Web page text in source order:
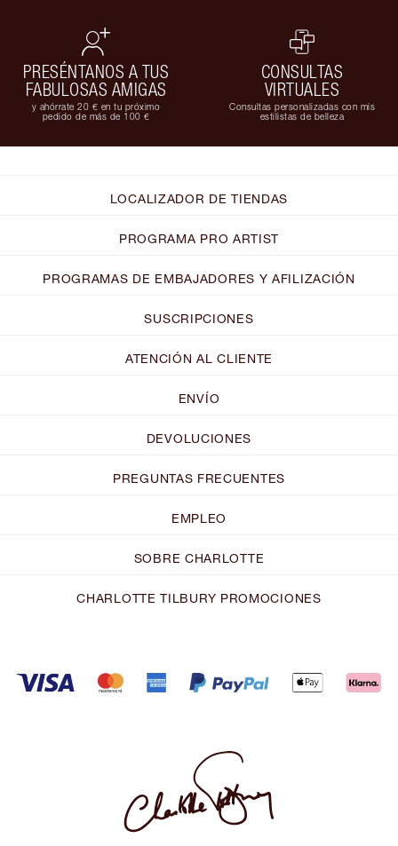
PRESÉNTANOS A TUS
FABULOSAS AMIGAS
y ahórrate 20 € en tu próximo
pedido de más de 100 €
CONSULTAS
VIRTUALES
Consultas personalizadas con mis
estilistas de belleza
LOCALIZADOR DE TIENDAS
PROGRAMA PRO ARTIST
PROGRAMAS DE EMBAJADORES Y AFILIZACIÓN
SUSCRIPCIONES
ATENCIÓN AL CLIENTE
ENVÍO
DEVOLUCIONES
PREGUNTAS FRECUENTES
EMPLEO
SOBRE CHARLOTTE
CHARLOTTE TILBURY PROMOCIONES